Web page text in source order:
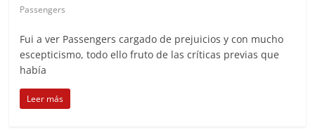
Passengers
Fui a ver Passengers cargado de prejuicios y con mucho
escepticismo, todo ello fruto de las críticas previas que
había
Leer más